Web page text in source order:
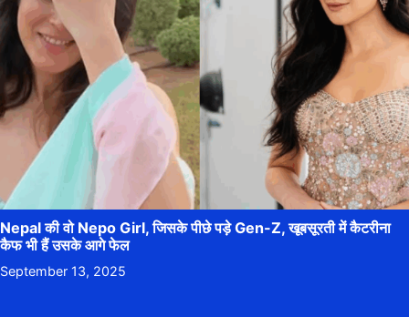
Nepal की वो Nepo Girl, जिसके पीछे पड़े Gen-Z, खूबसूरती में कैटरीना
कैफ भी हैं उसके आगे फेल
September 13, 2025